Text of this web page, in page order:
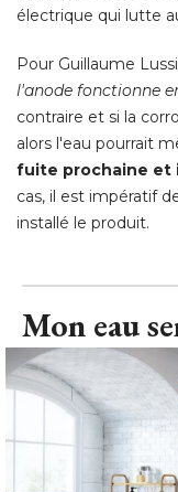
électrique qui lutte
Pour Guillaume
l'anode fonctionne
contraire et si la
alors l'eau pourrait
fuite prochaine et
cas, il est impératif
installé le produit.
Mon eau